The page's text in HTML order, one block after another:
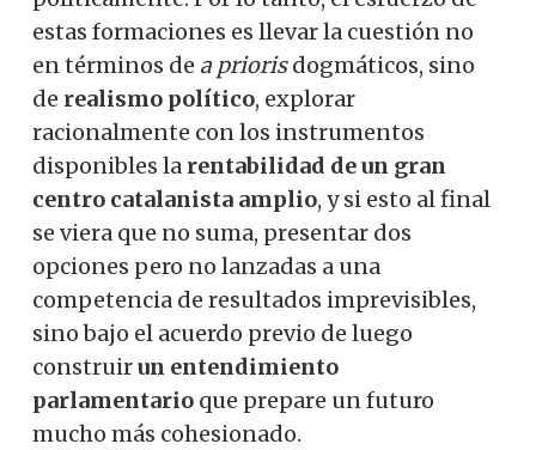
estas formaciones es llevar la cuestión no
en términos de a priorisdogmáticos, sino
de realismo político, explorar
racionalmente con los instrumentos
disponibles la rentabilidad de un gran
centro catalanista amplio, y si esto al final
se viera que no suma, presentar dos
opciones pero no lanzadas a una
competencia de resultados imprevisibles,
sino bajo el acuerdo previo de luego
construirun entendimiento
parlamentario que prepare un futuro
mucho más cohesionado.